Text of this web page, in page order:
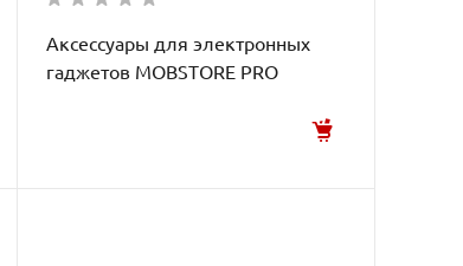
Аксессуары для электронных
гаджетов MOBSTORE PRO